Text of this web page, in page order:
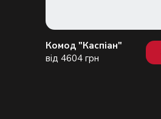
Комод "Каспіан"
від 4604 грн